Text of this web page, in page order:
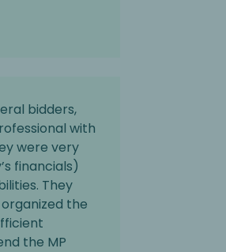
bidders,
with
were very
financials)
They
the
the MP